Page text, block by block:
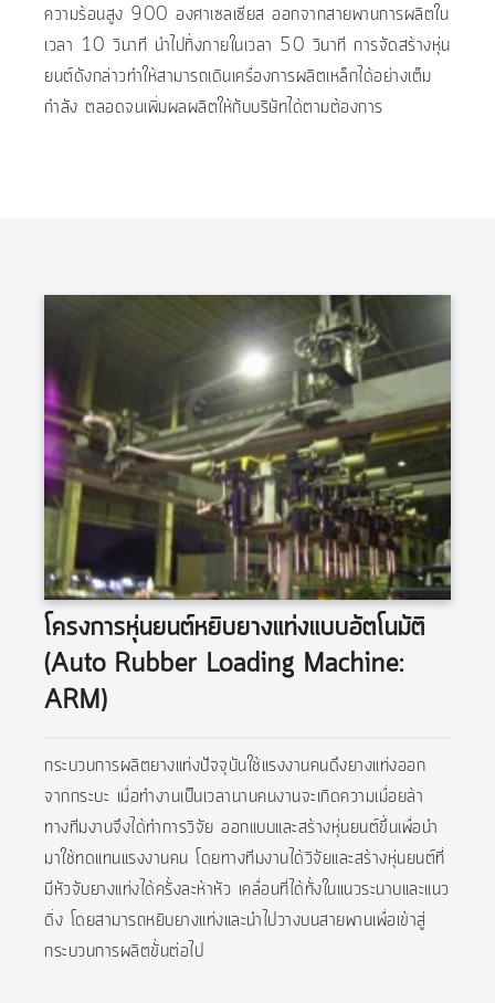
ความร้อนสูง 900 องศาเซลเซียส ออกจากสายพานการผลิตใน
เวลา 10 วินาที นำไปทิ้งภายในเวลา 50 วินาที การจัดสร้างหุ่น
ยนต์ดังกล่าวทำให้สามารถเดินเครื่องการผลิตเหล็กได้อย่างเต็ม
กำลัง ตลอดจนเพิ่มผลผลิตให้กับบริษัทได้ตามต้องการ
โครงการหุ่นยนต์หยิบยางแท่งแบบอัตโนมัติ
(Auto Rubber Loading Machine:
ARM)
กระบวนการผลิตยางแท่งปัจจุบันใช้แรงงานคนดึงยางแท่งออก
จากกระบะ เมื่อทำงานเป็นเวลานานคนงานจะเกิดความเมื่อยล้า
ทางทีมงานจึงได้ทำการวิจัย ออกแบบและสร้างหุ่นยนต์ขึ้นเพื่อนำ
มาใช้ทดแทนแรงงานคน โดยทางทีมงานได้วิจัยและสร้างหุ่นยนต์ที่
มีหัวจับยางแท่งได้ครั้งละห้าหัว เคลื่อนที่ได้ทั้งในแนวระนาบและแนว
ดิ่ง โดยสามารถหยิบยางแท่งและนำไปวางบนสายพานเพื่อเข้าสู่
กระบวนการผลิตขั้นต่อไป